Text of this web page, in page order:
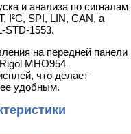
и анализа по сигналам
I²C, SPI, LIN, CAN, а
STD-1553.
на передней панели
MHO954
что делает
удобным.